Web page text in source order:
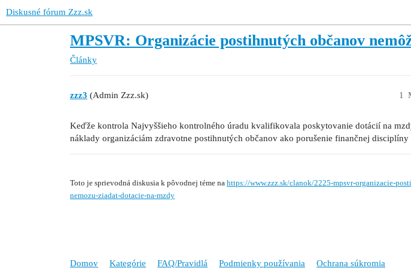
Diskusné fórum Zzz.sk
MPSVR: Organizácie postihnutých občanov
Články
zzz3 (Admin Zzz.sk) 1
Keďže kontrola Najvyššieho kontrolného úradu kvalifikovala poskytovanie dotácií na
náklady organizáciám zdravotne postihnutých občanov ako porušenie finančnej disciplíny
Toto je sprievodná diskusia k pôvodnej téme na https://www.zzz.sk/clanok/2225-mpsvr-organizacie-
nemozu-ziadat-dotacie-na-mzdy
Domov Kategórie FAQ/Pravidlá Podmienky používania Ochrana súkromia